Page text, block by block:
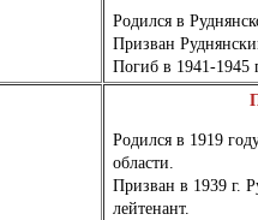
Родился в
Призван
Погиб в 1941-1945
Родился в 1919
области.
Призван в 1939 г.
лейтенант.